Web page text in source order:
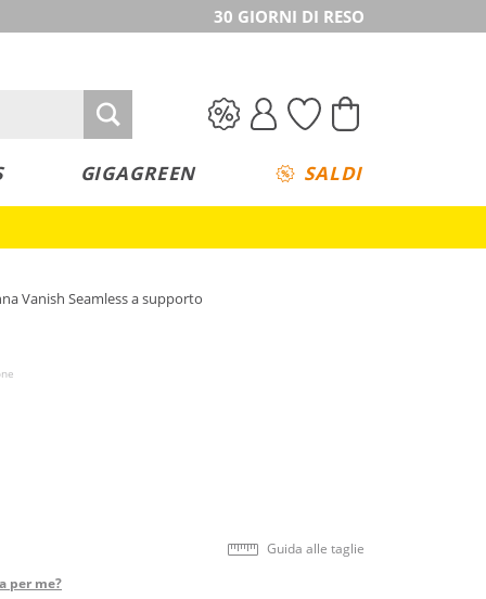
30 GIORNI DI RESO
GIGAGREEN SALDI
Vanish Seamless a supporto
Guida alle taglie
per me?